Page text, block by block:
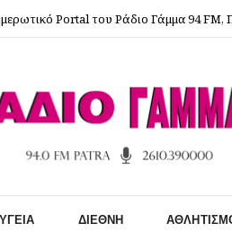
Portal του Ράδιο Γάμμα 94 FM,
ΥΓΕΊΑ ΔΙΕΘΝΉ